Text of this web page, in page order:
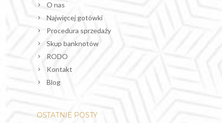
O nas
Najwięcej gotówki
Procedura sprzedaży
Skup banknotów
RODO
Kontakt
Blog
OSTATNIE POSTY